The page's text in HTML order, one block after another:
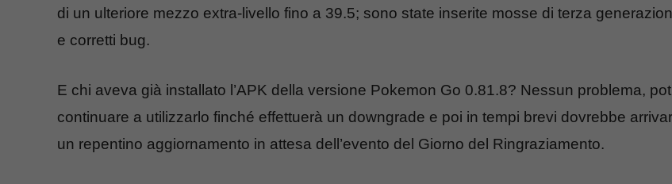
di un ulteriore mezzo extra-livello fino a 39.5; sono state inserite mosse di terza
e corretti bug.
E chi aveva già installato l’APK della versione Pokemon Go 0.81.8? Nessun problema,
continuare a utilizzarlo finché effettuerà un downgrade e poi in tempi brevi dovrebbe
un repentino aggiornamento in attesa dell’evento del Giorno del Ringraziamento.